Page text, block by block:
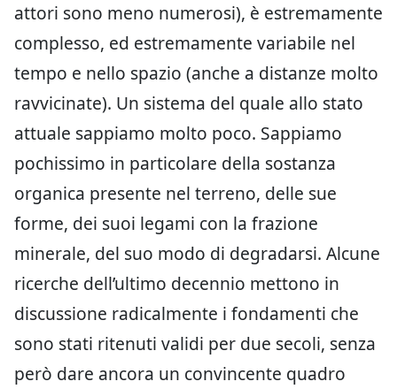
attori sono meno numerosi), è estremamente
complesso, ed estremamente variabile nel
tempo e nello spazio (anche a distanze molto
ravvicinate). Un sistema del quale allo stato
attuale sappiamo molto poco. Sappiamo
pochissimo in particolare della sostanza
organica presente nel terreno, delle sue
forme, dei suoi legami con la frazione
minerale, del suo modo di degradarsi. Alcune
ricerche dell’ultimo decennio mettono in
discussione radicalmente i fondamenti che
sono stati ritenuti validi per due secoli, senza
però dare ancora un convincente quadro